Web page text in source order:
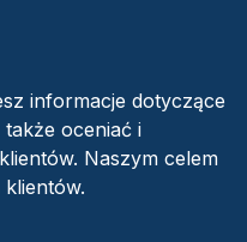
informacje dotyczące
oceniać i
Naszym celem